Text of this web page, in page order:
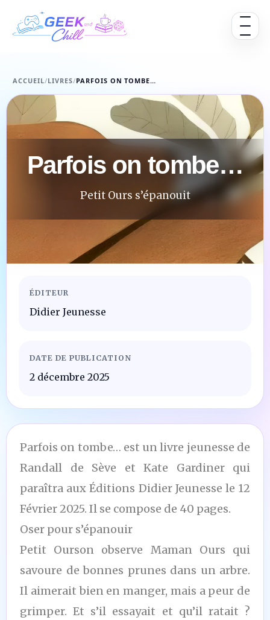
Ouvrir
ACCUEIL/LIVRES/PARFOIS ON TOMBE…
Parfois on tombe…
Petit Ours s’épanouit
ÉDITEUR
Didier Jeunesse
DATE DE PUBLICATION
2 décembre 2025
Parfois on tombe… est un livre jeunesse de
Randall de Sève et Kate Gardiner qui
paraîtra aux Éditions Didier Jeunesse le 12
Février 2025. Il se compose de 40 pages.
Oser pour s’épanouir
Petit Ourson observe Maman Ours qui
savoure de bonnes prunes dans un arbre.
Il aimerait bien en manger, mais a peur de
grimper. Et s’il essayait et qu’il ratait ?